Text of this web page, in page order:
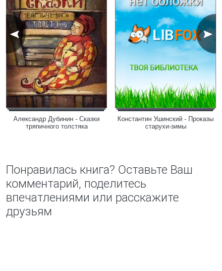
Александр Дубинин - Сказки
тряпичного толстяка
Константин Ушинский - Проказы
старухи-зимы
Понравилась книга? Оставьте Ваш
комментарий, поделитесь
впечатлениями или расскажите
друзьям